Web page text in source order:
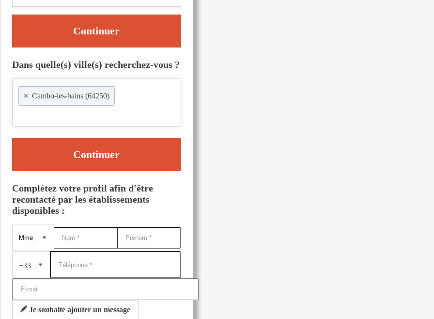
Continuer
Dans quelle(s) ville(s) recherchez-vous ?
× Cambo-les-bains (64250)
Continuer
Complétez votre profil afin d'être
recontacté par les établissements
disponibles :
+33
Je souhaite ajouter un message